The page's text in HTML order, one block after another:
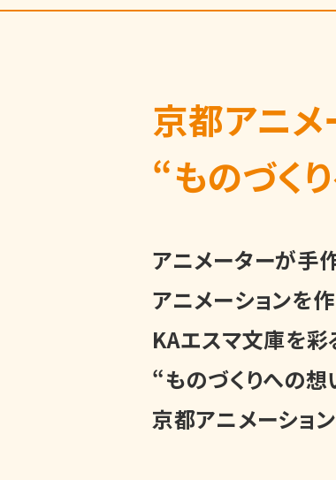
京都アニメ
“ものづく
アニメーターが手
アニメーションを
KAエスマ文庫を彩
“ものづくりへの
京都アニメーショ